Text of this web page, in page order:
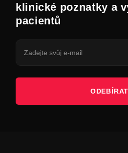
klinické poznatky a
pacientů
ODEBÍRAT